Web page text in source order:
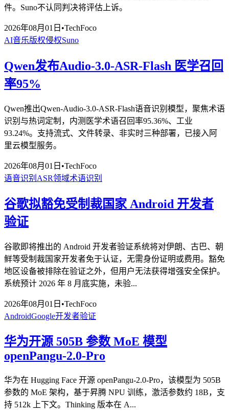
件。Suno不认同判决将评估上诉。
2026年08月01日 •TechFoco
AI音乐版权侵权Suno
Qwen发布Audio-3.0-ASR-Flash 医学召回
率95%
Qwen推出Qwen-Audio-3.0-ASR-Flash语音识别模型，聚焦术语
识别与热词定制，内测医学术语召回率95.36%、工业
93.24%。支持流式、文件转录、非实时三种部署，已接入阿
里云模型服务。
2026年08月01日 •TechFoco
语音识别 ASR领域术语识别
谷歌拟豁免受制裁国家 Android 开发者
验证
谷歌即将推出的 Android 开发者验证系统将对伊朗、古巴、朝
鲜等受制裁国家开发者免于认证，无需身份证明或费用。豁免
地区设备被排除在验证之外，但用户无法获得增强安全保护。
系统预计 2026 年 8 月底实施，未验...
2026年08月01日 •TechFoco
AndroidGoogle开发者验证
华为开源 505B 参数 MoE 模型
openPangu-2.0-Pro
华为在 Hugging Face 开源 openPangu-2.0-Pro，该模型为 505B
参数的 MoE 架构，基于昇腾 NPU 训练，激活参数约 18B，支
持 512k 上下文。Thinking 版本在 A...